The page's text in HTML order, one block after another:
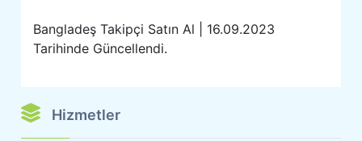
Bangladeş Takipçi Satın Al | 16.09.2023
Tarihinde Güncellendi.
Hizmetler